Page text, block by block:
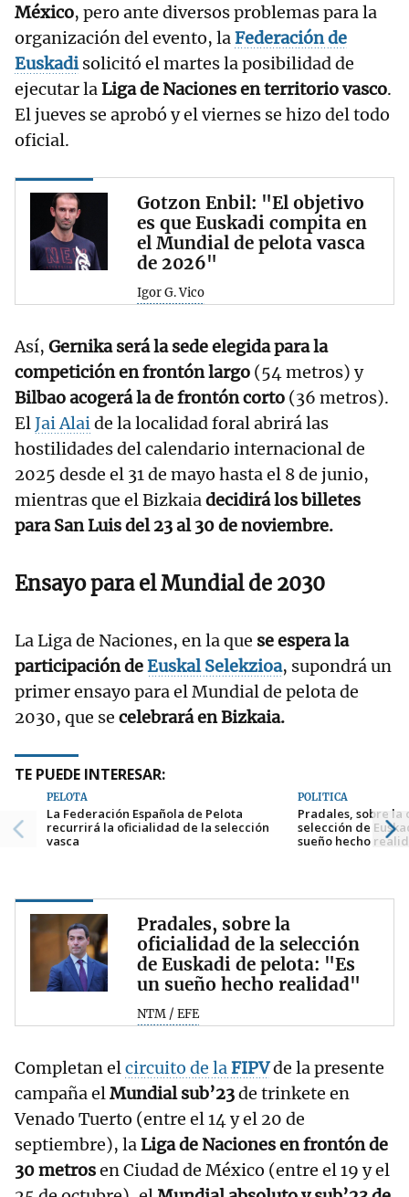
México, pero ante diversos problemas para la
organización del evento, laFederación de
Euskadi solicitó el martes la posibilidad de
ejecutar laLiga de Naciones en territorio vasco.
El jueves se aprobó y el viernes se hizo del todo
oficial.
Gotzon Enbil: "El objetivo
es que Euskadi compita en
el Mundial de pelota vasca
de 2026"
Igor G. Vico
Así, Gernika será la sede elegida para la
competición en frontón largo (54 metros) y
Bilbao acogerá la de frontón corto (36 metros).
ElJai Alaide la localidad foral abrirá las
hostilidades del calendario internacional de
2025 desde el 31 de mayo hasta el 8 de junio,
mientras que el Bizkaiadecidirá los billetes
para San Luis del 23 al 30 de noviembre.
Ensayo para el Mundial de 2030
La Liga de Naciones, en la que se espera la
participación deEuskal Selekzioa, supondrá un
primer ensayo para el Mundial de pelota de
2030, que se celebrará en Bizkaia.
TE PUEDE INTERESAR:
PELOTA
La Federación Española de Pelota
recurrirá la oficialidad de la selección
vasca
POLÍTICA
Pradales, sobre
selección de
sueño hecho
Pradales, sobre la
oficialidad de la selección
de Euskadi de pelota: "Es
un sueño hecho realidad"
NTM / EFE
Completan elcircuito de laFIPVde la presente
campaña elMundial sub’23de trinkete en
Venado Tuerto (entre el 14 y el 20 de
septiembre), laLiga de Naciones en frontón de
30 metrosen Ciudad de México (entre el 19 y el